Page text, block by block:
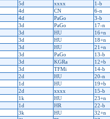
5d xxxx 1-b
4d CN 6-n
4d PaGo 3-b
3d PaGo 17-n
3d HU 16+n
3d HU 18+n
3d HU 21+n
3d PaGo 13-b
3d KGRa 12+b
3d TFMi 14-b
2d HU 20-n
1d HU 19+b
2d xxxx 15-b
1k HU 23+n
1d HR 22-b
3k HU 32+n